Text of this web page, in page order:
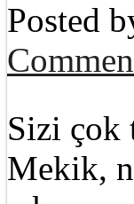
Posted
Sizi çok
Mekik,